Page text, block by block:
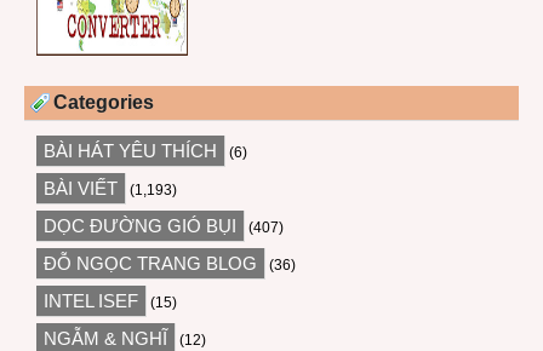
Categories
BÀI HÁT YÊU THÍCH (6)
BÀI VIẾT (1,193)
DỌC ĐƯỜNG GIÓ BỤI (407)
ĐỖ NGỌC TRANG BLOG (36)
INTEL ISEF (15)
NGẪM & NGHĨ (12)